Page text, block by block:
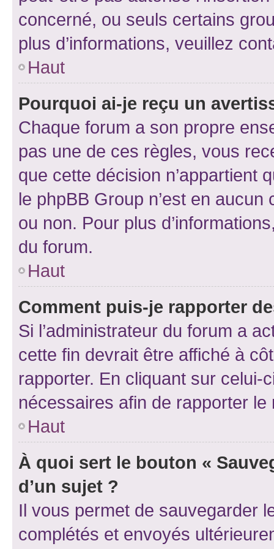
concerné, ou seuls certains
plus d’informations, veuillez
Haut
Pourquoi ai-je reçu un
Chaque forum a son propre
pas une de ces règles, vous
que cette décision n’appartient
le phpBB Group n’est en
ou non. Pour plus
du forum.
Haut
Comment puis-je rapporter
Si l’administrateur du forum a
cette fin devrait être affiché à
rapporter. En cliquant sur
nécessaires afin de rapporter le
Haut
À quoi sert le bouton «
d’un sujet ?
Il vous permet de sauvegarder
complétés et envoyés